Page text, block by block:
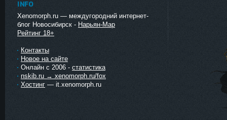
INFO
Xenomorph.ru — междугородний интернет-
блог Новосибирск - Нарьян-Мар
Рейтинг 18+
Контакты
Новое на сайте
Онлайн с 2006 - статистика
nskib.ru → xenomorph.ru/fox
Хостинг — it.xenomorph.ru